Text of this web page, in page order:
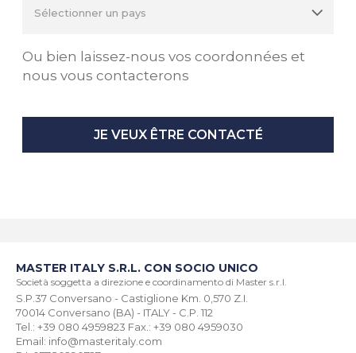
Ou bien laissez-nous vos coordonnées et
nous vous contacterons
JE VEUX ÊTRE CONTACTÉ
MASTER ITALY S.R.L. CON SOCIO UNICO
Società soggetta a direzione e coordinamento di Master s.r.l.
S.P.37 Conversano - Castiglione Km. 0,570 Z.I.
70014 Conversano (BA) - ITALY - C.P. 112
Tel.: +39 080 4959823 Fax.: +39 080 4959030
Email: info@masteritaly.com